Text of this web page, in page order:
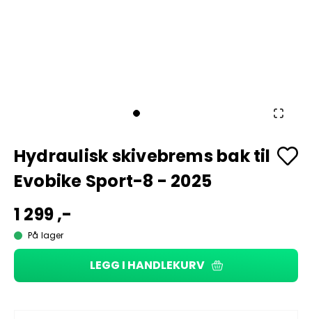
Hydraulisk skivebrems bak til
Evobike Sport-8 - 2025
1 299 ,-
På lager
LEGG I HANDLEKURV